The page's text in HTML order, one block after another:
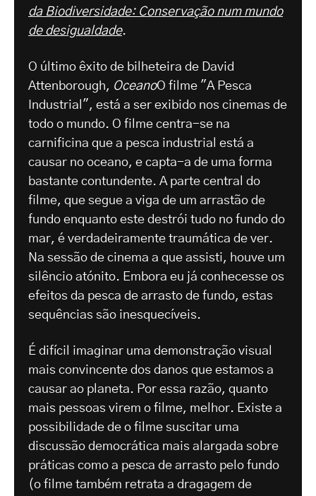
da Biodiversidade: Conservação num mundo
de desigualdade.
O último êxito de bilheteira de David
Attenborough, OceanoO filme "A Pesca
Industrial", está a ser exibido nos cinemas de
todo o mundo. O filme centra-se na
carnificina que a pesca industrial está a
causar no oceano, e capta-a de uma forma
bastante contundente. A parte central do
filme, que segue a viga de um arrastão de
fundo enquanto este destrói tudo no fundo do
mar, é verdadeiramente traumática de ver.
Na sessão de cinema a que assisti, houve um
silêncio atónito. Embora eu já conhecesse os
efeitos da pesca de arrasto de fundo, estas
sequências são inesquecíveis.
É difícil imaginar uma demonstração visual
mais convincente dos danos que estamos a
causar ao planeta. Por essa razão, quanto
mais pessoas virem o filme, melhor. Existe a
possibilidade de o filme suscitar uma
discussão democrática mais alargada sobre
práticas como a pesca de arrasto pelo fundo
(o filme também retrata a dragagem de